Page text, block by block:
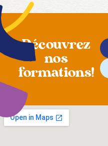
Découvrez
nos
formations!